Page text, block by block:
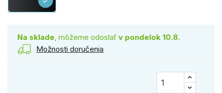
Na sklade, môžeme odoslať v pondelok 10.8.
Možnosti doručenia